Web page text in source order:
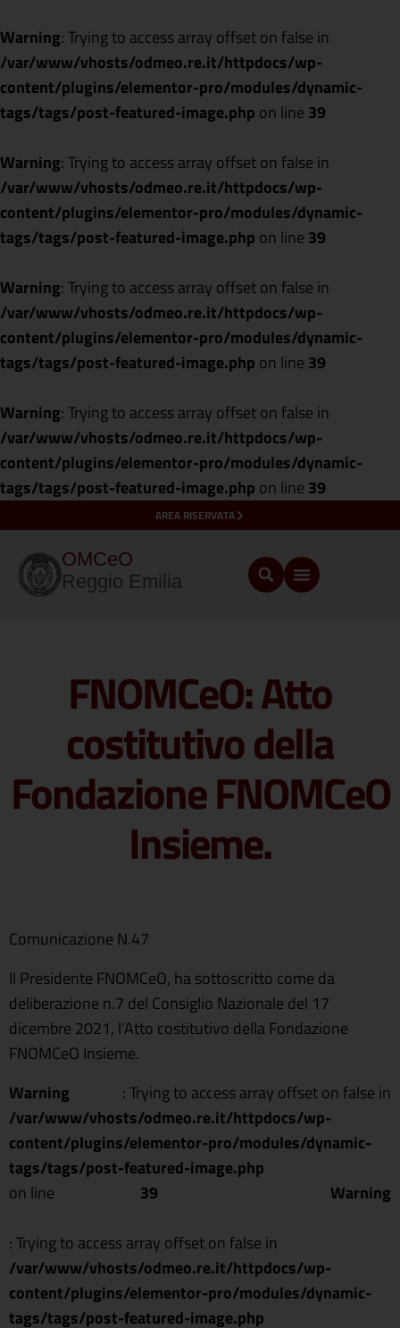
Warning: Trying to access array offset on false in
/var/www/vhosts/odmeo.re.it/httpdocs/wp-
content/plugins/elementor-pro/modules/dynamic-
tags/tags/post-featured-image.php on line 39
Warning: Trying to access array offset on false in
/var/www/vhosts/odmeo.re.it/httpdocs/wp-
content/plugins/elementor-pro/modules/dynamic-
tags/tags/post-featured-image.php on line 39
Warning: Trying to access array offset on false in
/var/www/vhosts/odmeo.re.it/httpdocs/wp-
content/plugins/elementor-pro/modules/dynamic-
tags/tags/post-featured-image.php on line 39
Warning: Trying to access array offset on false in
/var/www/vhosts/odmeo.re.it/httpdocs/wp-
content/plugins/elementor-pro/modules/dynamic-
tags/tags/post-featured-image.php on line 39
AREA RISERVATA
OMCeO
Reggio Emilia
FNOMCeO: Atto
costitutivo della
Fondazione FNOMCeO
Insieme.
Comunicazione N.47
Il Presidente FNOMCeO, ha sottoscritto come da
deliberazione n.7 del Consiglio Nazionale del 17
dicembre 2021, l’Atto costitutivo della Fondazione
FNOMCeO Insieme.
Warning
: Trying to access array offset on false in
/var/www/vhosts/odmeo.re.it/httpdocs/wp-
content/plugins/elementor-pro/modules/dynamic-
tags/tags/post-featured-image.php
on line
39 Warning
: Trying to access array offset on false in
/var/www/vhosts/odmeo.re.it/httpdocs/wp-
content/plugins/elementor-pro/modules/dynamic-
tags/tags/post-featured-image.php